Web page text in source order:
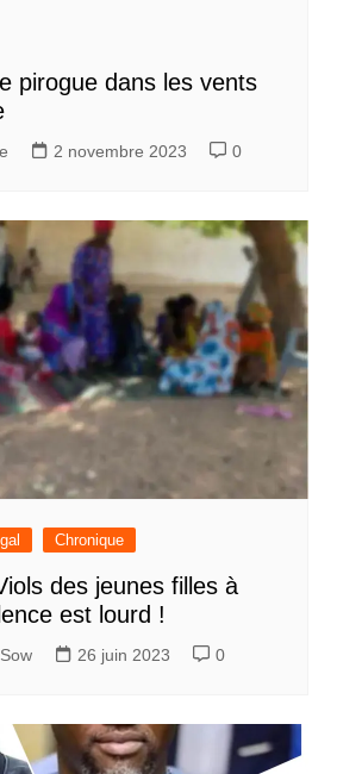
pirogue dans les vents
2 novembre 2023 0
Chronique
des jeunes filles à
est lourd !
26 juin 2023 0